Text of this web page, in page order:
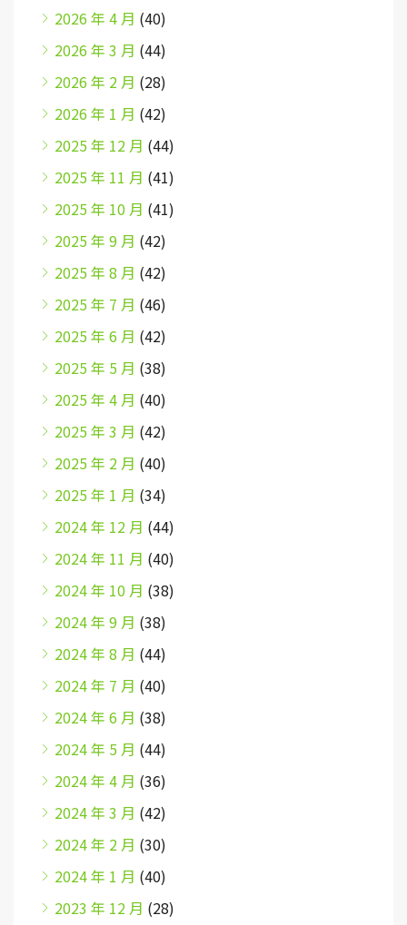
2026 年 4 月 (40)
2026 年 3 月 (44)
2026 年 2 月 (28)
2026 年 1 月 (42)
2025 年 12 月 (44)
2025 年 11 月 (41)
2025 年 10 月 (41)
2025 年 9 月 (42)
2025 年 8 月 (42)
2025 年 7 月 (46)
2025 年 6 月 (42)
2025 年 5 月 (38)
2025 年 4 月 (40)
2025 年 3 月 (42)
2025 年 2 月 (40)
2025 年 1 月 (34)
2024 年 12 月 (44)
2024 年 11 月 (40)
2024 年 10 月 (38)
2024 年 9 月 (38)
2024 年 8 月 (44)
2024 年 7 月 (40)
2024 年 6 月 (38)
2024 年 5 月 (44)
2024 年 4 月 (36)
2024 年 3 月 (42)
2024 年 2 月 (30)
2024 年 1 月 (40)
2023 年 12 月 (28)